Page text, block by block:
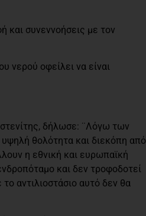
και συνεννοήσεις με τον
νερού οφείλει να είναι
δήλωσε: ¨Λόγω των
θολότητα και διεκόπη από
η εθνική και ευρωπαϊκή
και δεν τροφοδοτεί
αντιλιοστάσιο αυτό δεν θα